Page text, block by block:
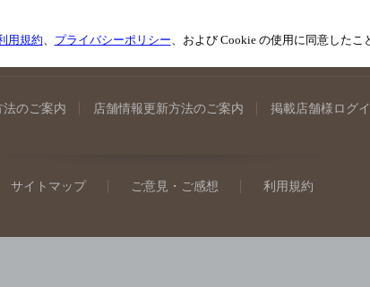
ー検索 鹿児島県のバー検索 沖縄県のバー検索
法のご案内 店舗情報更新方法のご案内 掲載店舗様ログ
サイトマップ ご意見・ご感想 利用規約
用規約 プライバシーポリシー 、および Cookie の使用に同意したこ